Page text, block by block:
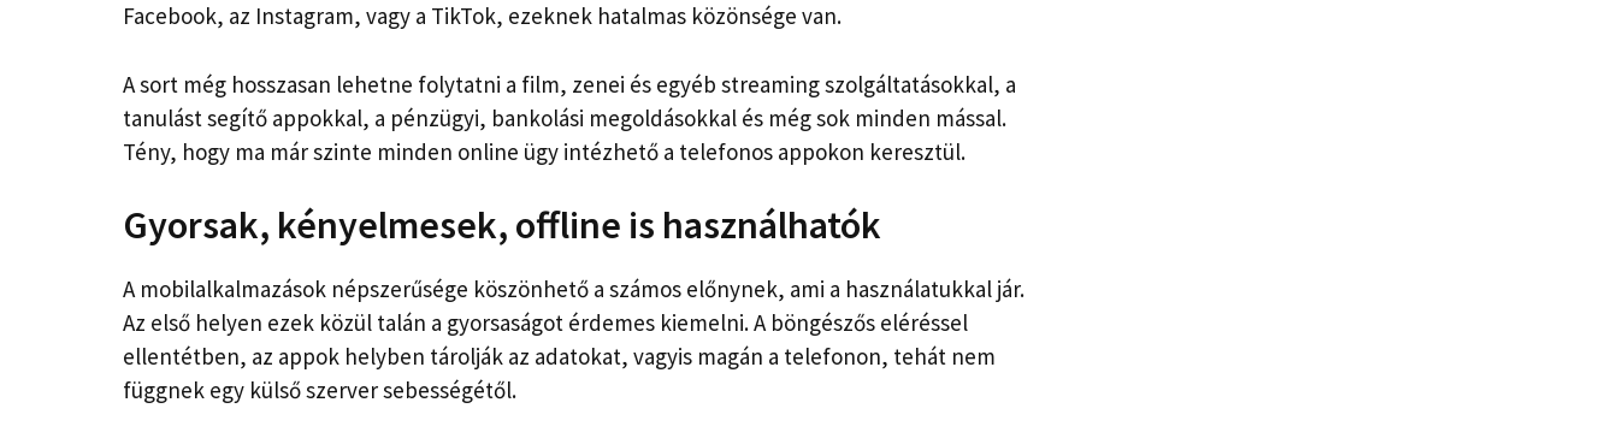
Facebook, az Instagram, vagy a TikTok, ezeknek hatalmas közönsége van.
A sort még hosszasan lehetne folytatni a film, zenei és egyéb streaming szolgáltatásokkal, a
tanulást segítő appokkal, a pénzügyi, bankolási megoldásokkal és még sok minden mással.
Tény, hogy ma már szinte minden online ügy intézhető a telefonos appokon keresztül.
Gyorsak, kényelmesek, offline is használhatók
A mobilalkalmazások népszerűsége köszönhető a számos előnynek, ami a használatukkal jár.
Az első helyen ezek közül talán a gyorsaságot érdemes kiemelni. A böngészős eléréssel
ellentétben, az appok helyben tárolják az adatokat, vagyis magán a telefonon, tehát nem
függnek egy külső szerver sebességétől.